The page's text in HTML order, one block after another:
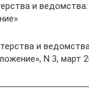
и ведомства:
и
N 3, март